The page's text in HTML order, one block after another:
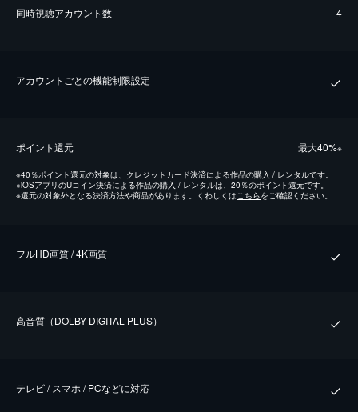
同時視聴アカウント数 4
アカウントごとの機能制限設定
ポイント還元 最⼤40%※
※40％ポイント還元の対象は、クレジットカード決済による作品の購入 / レンタルです。
※iOSアプリのUコイン決済による作品の購入 / レンタルは、20％のポイント還元です。
※還元の対象外となる決済方法や商品があります。くわしくはこちらをご確認ください。
フルHD画質 / 4K画質
⾼⾳質（DOLBY DIGITAL PLUS）
テレビ / スマホ / PCなどに対応